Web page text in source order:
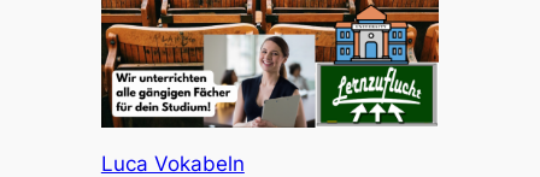
Luca Vokabeln